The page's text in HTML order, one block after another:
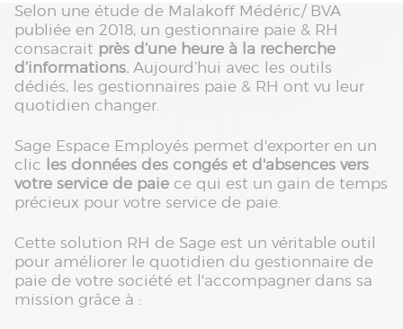
Selon une étude de Malakoff Médéric/ BVA
publiée en 2018, un gestionnaire paie & RH
consacrait près d’une heure à la recherche
d’informations. Aujourd’hui avec les outils
dédiés, les gestionnaires paie & RH ont vu leur
quotidien changer.
Sage Espace Employés permet d'exporter en un
clic les données des congés et d'absences vers
votre service de paie ce qui est un gain de temps
précieux pour votre service de paie.
Cette solution RH de Sage est un véritable outil
pour améliorer le quotidien du gestionnaire de
paie de votre société et l'accompagner dans sa
mission grâce à :